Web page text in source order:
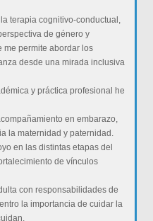
terapia cognitivo-conductual,
de género y
me permite abordar los
desde una mirada inclusiva
y práctica profesional he
en embarazo,
la maternidad y paternidad.
en las distintas etapas del
de vínculos
con responsabilidades de
la importancia de cuidar la